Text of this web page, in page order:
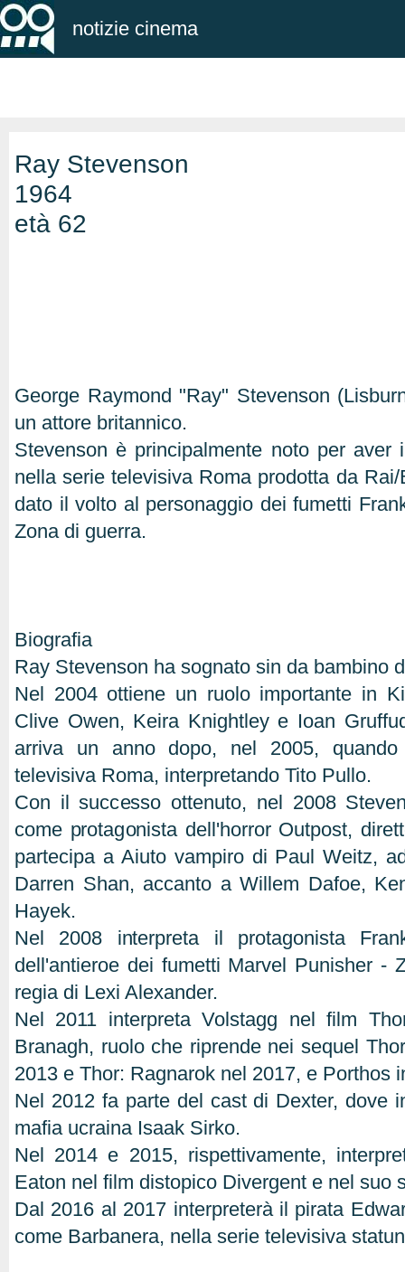
notizie cinema
Ray Stevenson
1964
età 62
George Raymond "Ray" Stevenson
un attore britannico.
Stevenson è principalmente noto per aver
nella serie televisiva Roma prodotta da
dato il volto al personaggio dei fumetti
Zona di guerra.
Biografia
Ray Stevenson ha sognato sin da bambino
Nel 2004 ottiene un ruolo importante in
Clive Owen, Keira Knightley e Ioan
arriva un anno dopo, nel 2005,
televisiva Roma, interpretando Tito Pullo.
Con il successo ottenuto, nel 2008
come protagonista dell'horror Outpost,
partecipa a Aiuto vampiro di Paul Weitz,
Darren Shan, accanto a Willem Dafoe,
Hayek.
Nel 2008 interpreta il protagonista
dell'antieroe dei fumetti Marvel Punisher -
regia di Lexi Alexander.
Nel 2011 interpreta Volstagg nel film
Branagh, ruolo che riprende nei sequel
2013 e Thor: Ragnarok nel 2017, e Porthos
Nel 2012 fa parte del cast di Dexter, dove
mafia ucraina Isaak Sirko.
Nel 2014 e 2015, rispettivamente,
Eaton nel film distopico Divergent e nel suo
Dal 2016 al 2017 interpreterà il pirata
come Barbanera, nella serie televisiva